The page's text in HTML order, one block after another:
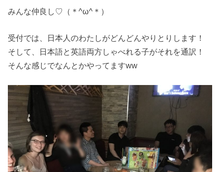
みんな仲良し♡（＊^ω^＊）
受付では、日本人のわたしがどんどんやりとりします！
そして、日本語と英語両方しゃべれる子がそれを通訳！
そんな感じでなんとかやってますww